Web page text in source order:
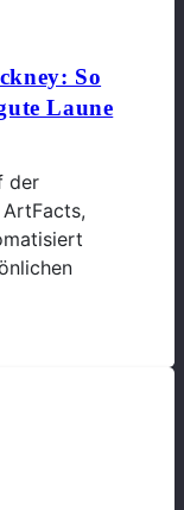
So
Laune
der